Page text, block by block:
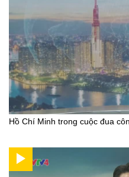
Hồ Chí Minh trong cuộc đua